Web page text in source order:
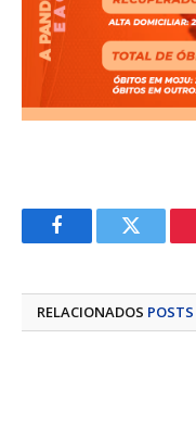
FacebookTwitter
RELACIONADOS POSTS